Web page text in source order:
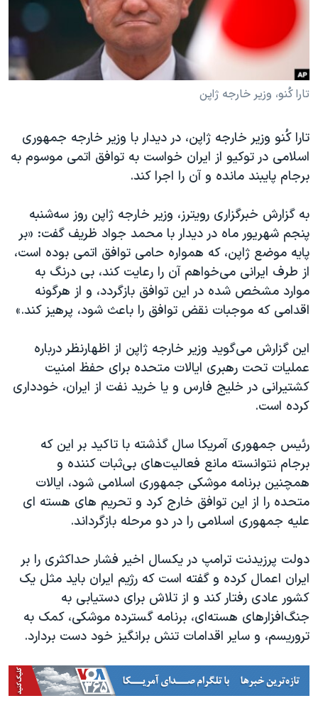
فرهنگ و زندگی
حقوق شهروندی
اقتصادی
علم و فناوری
گالری عکس
آرشیو پخش زنده
انتخابات ریاست جمهوری آمریکا ۲۰۲۴
حمله جمهوری اسلامی به اسرائیل
رمز مهسا
اعتراضات زن، زندگی، آزادی
مجموعه مستندهای دادخواهی
دادگاه حمید نوری
چهل سال گروگان‌گیری
قانون شفافیت دارائی کادر رهبری ایران
اعتراضات مردمی آبان ۹۸
اسرائیل در جنگ
نرگس محمدی برنده جایزه نوبل صلح
همایش محافظه‌کاران آمریکا «سی‌پک»
صفحه‌های ویژه
تارا کُنو، وزیر خارجه ژاپن
تارا کُنو وزیر خارجه ژاپن، در دیدار با وزیر خارجه جمهوری
اسلامی در توکیو از ایران خواست به توافق اتمی موسوم به
برجام پایبند مانده و آن را اجرا کند.
به گزارش خبرگزاری رویترز، وزیر خارجه ژاپن روز سه‌شنبه
پنجم شهریور ماه در دیدار با محمد جواد ظریف گفت: «بر
پایه موضع ژاپن، که همواره حامی توافق اتمی بوده است،
از طرف ایرانی می‌خواهم آن را رعایت کند، بی درنگ به
موارد مشخص شده در این توافق بازگردد، و از هرگونه
اقدامی که موجبات نقض توافق را باعث شود، پرهیز کند.»
این گزارش می‌گوید وزیر خارجه ژاپن از اظهارنظر درباره
عملیات تحت رهبری ایالات متحده برای حفظ امنیت
کشتیرانی در خلیج فارس و یا خرید نفت از ایران، خودداری
کرده است.
رئیس جمهوری آمریکا سال گذشته با تاکید بر این که
برجام نتوانسته مانع فعالیت‌‌های بی‌ثبات کننده و
همچنین برنامه موشکی جمهوری اسلامی شود، ایالات
متحده را از این توافق خارج کرد و تحریم های هسته ای
علیه جمهوری اسلامی را در دو مرحله بازگرداند.
دولت پرزیدنت ترامپ در یکسال اخیر فشار حداکثری را بر
ایران اعمال کرده و گفته است که رژیم ایران باید مثل یک
کشور عادی رفتار کند و از تلاش برای دستیابی به
جنگ‌افزارهای هسته‌ای، برنامه گسترده موشکی، کمک به
تروریسم، و سایر اقدامات تنش برانگیز خود دست بردارد.